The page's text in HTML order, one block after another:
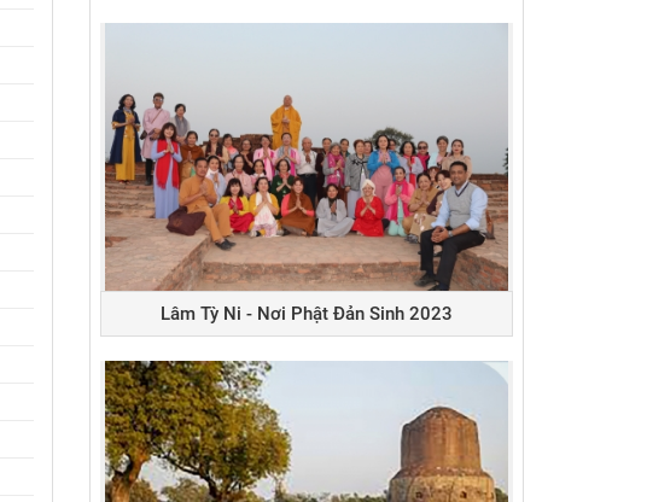
Lâm Tỳ Ni - Nơi Phật Đản Sinh 2023